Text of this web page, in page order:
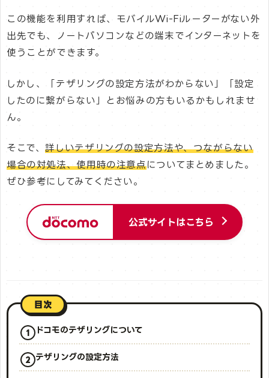
この機能を利用すれば、モバイルWi-Fiルーターがない外
出先でも、ノートパソコンなどの端末でインターネットを
使うことができます。
しかし、「テザリングの設定方法がわからない」「設定
したのに繋がらない」とお悩みの方もいるかもしれませ
ん。
そこで、詳しいテザリングの設定方法や、つながらない
場合の対処法、使用時の注意点についてまとめました。
ぜひ参考にしてみてください。
公式サイトはこちら
目次
ドコモのテザリングについて
テザリングの設定方法